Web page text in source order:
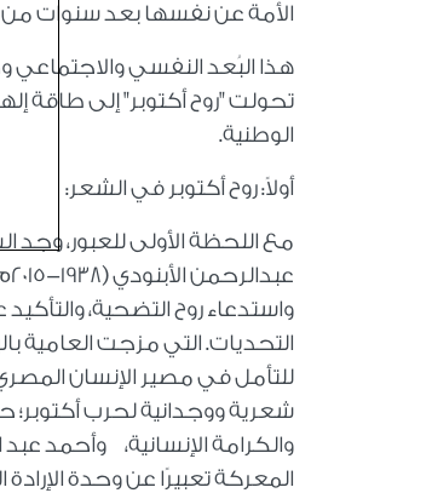
الأمة عن نفسها بعد سنوات من
هذا البُعد النفسي والاجتماعي
تحولت "روح أكتوبر" إلى طاقة
الوطنية.
أولاً: روح أكتوبر في الشعر:
مع اللحظة الأولى للعبور،
واستدعاء روح التضحية،
شعرية ووجدانية لحرب أكتوبر؛
والكرامة الإنسانية، وأحمد
المعركة تعبيرًا عن وحدة